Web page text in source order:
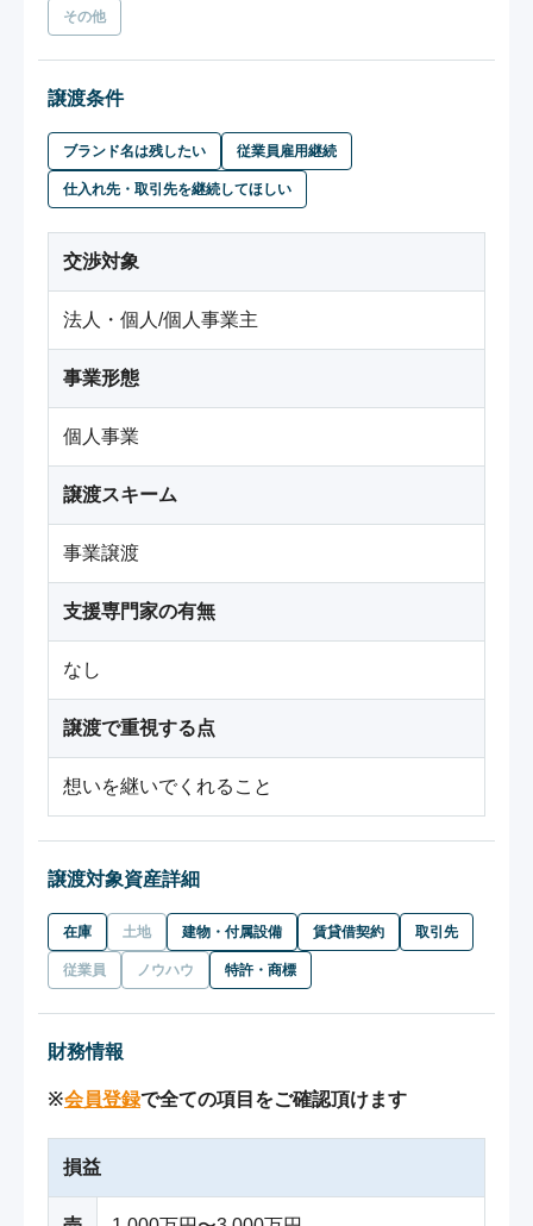
その他
譲渡条件
ブランド名は残したい 従業員雇用継続
仕入れ先・取引先を継続してほしい
交渉対象
法人・個人/個人事業主
事業形態
個人事業
譲渡スキーム
事業譲渡
支援専門家の有無
なし
譲渡で重視する点
想いを継いでくれること
譲渡対象資産詳細
在庫 土地 建物・付属設備 賃貸借契約 取引先
従業員 ノウハウ 特許・商標
財務情報
※会員登録で全ての項目をご確認頂けます
損益